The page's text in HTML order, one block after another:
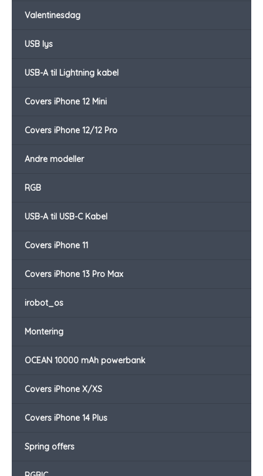
Valentinesdag
USB lys
USB-A til Lightning kabel
Covers iPhone 12 Mini
Covers iPhone 12/12 Pro
Andre modeller
RGB
USB-A til USB-C Kabel
Covers iPhone 11
Covers iPhone 13 Pro Max
irobot_os
Montering
OCEAN 10000 mAh powerbank
Covers iPhone X/XS
Covers iPhone 14 Plus
Spring offers